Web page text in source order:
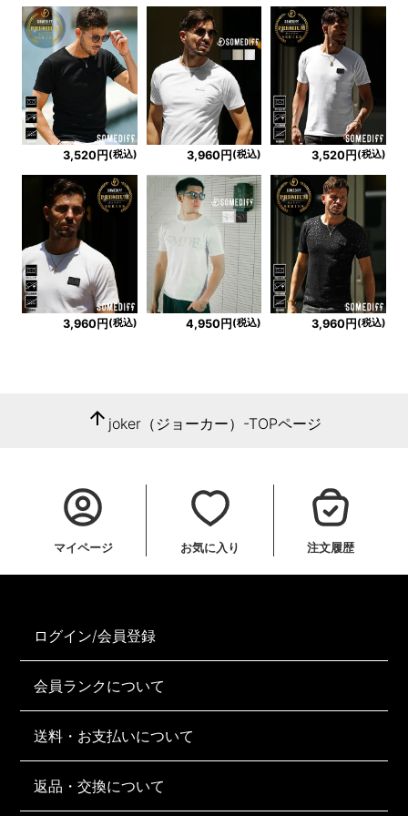
3,520円(税込) 3,960円(税込) 3,520円(税込)
3,960円 (税込) 4,950円 (税込) 3,960円 (税込)
arrow_upward joker（ジョーカー）-TOPページ
マイページ お気に入り 注文履歴
ログイン/会員登録
会員ランクについて
送料・お支払いについて
返品・交換について